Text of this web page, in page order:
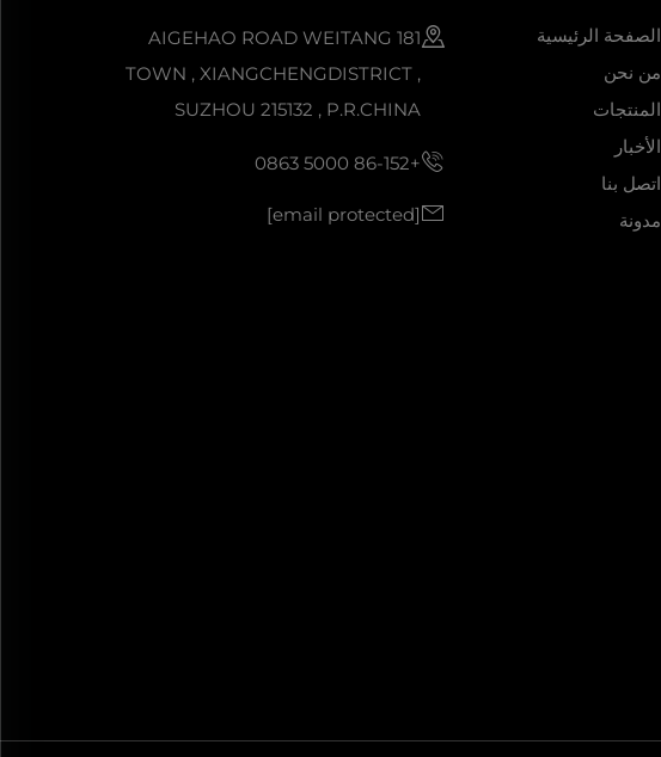
الصفحة الرئيسية
من نحن
المنتجات
الأخبار
اتصل بنا
مدونة
181 AIGEHAO ROAD WEITANG
TOWN , XIANGCHENGDISTRICT ,
SUZHOU 215132 , P.R.CHINA
+86-152 5000 0863
[email protected]